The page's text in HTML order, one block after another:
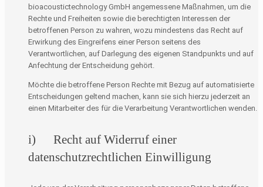
bioacoustictechnology GmbH angemessene Maßnahmen, um die
Rechte und Freiheiten sowie die berechtigten Interessen der
betroffenen Person zu wahren, wozu mindestens das Recht auf
Erwirkung des Eingreifens einer Person seitens des
Verantwortlichen, auf Darlegung des eigenen Standpunkts und auf
Anfechtung der Entscheidung gehört.
Möchte die betroffene Person Rechte mit Bezug auf automatisierte
Entscheidungen geltend machen, kann sie sich hierzu jederzeit an
einen Mitarbeiter des für die Verarbeitung Verantwortlichen wenden.
i) Recht auf Widerruf einer
datenschutzrechtlichen Einwilligung